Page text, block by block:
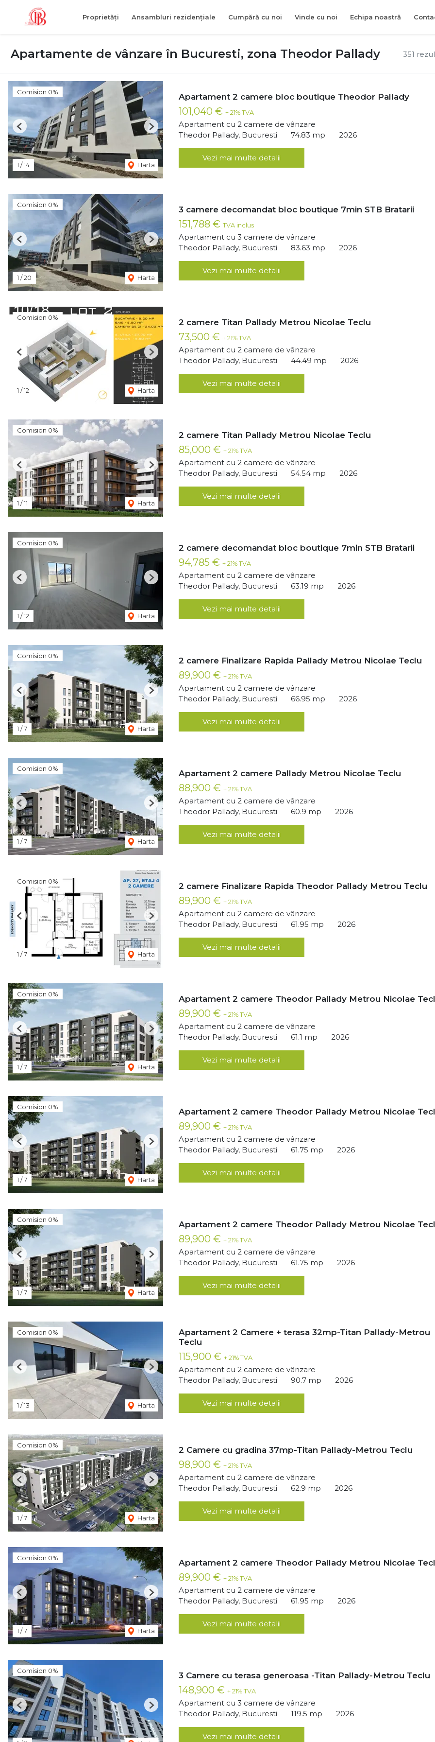
Proprietăți Ansambluri rezidențiale Cumpără cu noi Vinde cu noi Echipa noastră
351
Apartamente de vânzare în Bucuresti, zona Theodor Pallady
Comision 0%
1 /14 Harta
Previous Next
Apartament 2 camere bloc boutique Theodor Pallady
101,040 € + 21% TVA
Apartament cu 2 camere de vânzare
Theodor Pallady, Bucuresti
74.83 mp 2026
Vezi mai multe detalii
Comision 0%
1 /20 Harta
Previous Next
3 camere decomandat bloc boutique 7min STB Bratarii
151,788 € TVA inclus
Apartament cu 3 camere de vânzare
Theodor Pallady, Bucuresti
83.63 mp 2026
Vezi mai multe detalii
Comision 0%
1 /12 Harta
Previous Next
2 camere Titan Pallady Metrou Nicolae Teclu
73,500 € + 21% TVA
Apartament cu 2 camere de vânzare
Theodor Pallady, Bucuresti
44.49 mp 2026
Vezi mai multe detalii
Comision 0%
1 /11 Harta
Previous Next
2 camere Titan Pallady Metrou Nicolae Teclu
85,000 € + 21% TVA
Apartament cu 2 camere de vânzare
Theodor Pallady, Bucuresti
54.54 mp 2026
Vezi mai multe detalii
Comision 0%
1 /12 Harta
Previous Next
2 camere decomandat bloc boutique 7min STB Bratarii
94,785 € + 21% TVA
Apartament cu 2 camere de vânzare
Theodor Pallady, Bucuresti
63.19 mp 2026
Vezi mai multe detalii
Comision 0%
1 /7 Harta
Previous Next
2 camere Finalizare Rapida Pallady Metrou Nicolae Teclu
89,900 € + 21% TVA
Apartament cu 2 camere de vânzare
Theodor Pallady, Bucuresti
66.95 mp 2026
Vezi mai multe detalii
Comision 0%
1 /7 Harta
Previous Next
Apartament 2 camere Pallady Metrou Nicolae Teclu
88,900 € + 21% TVA
Apartament cu 2 camere de vânzare
Theodor Pallady, Bucuresti
60.9 mp 2026
Vezi mai multe detalii
Comision 0%
1 /7 Harta
Previous Next
2 camere Finalizare Rapida Theodor Pallady Metrou Teclu
89,900 € + 21% TVA
Apartament cu 2 camere de vânzare
Theodor Pallady, Bucuresti
61.95 mp 2026
Vezi mai multe detalii
Comision 0%
1 /7 Harta
Previous Next
Apartament 2 camere Theodor Pallady Metrou Nicolae
89,900 € + 21% TVA
Apartament cu 2 camere de vânzare
Theodor Pallady, Bucuresti
61.1 mp 2026
Vezi mai multe detalii
Comision 0%
1 /7 Harta
Previous Next
Apartament 2 camere Theodor Pallady Metrou Nicolae
89,900 € + 21% TVA
Apartament cu 2 camere de vânzare
Theodor Pallady, Bucuresti
61.75 mp 2026
Vezi mai multe detalii
Comision 0%
1 /7 Harta
Previous Next
Apartament 2 camere Theodor Pallady Metrou Nicolae
89,900 € + 21% TVA
Apartament cu 2 camere de vânzare
Theodor Pallady, Bucuresti
61.75 mp 2026
Vezi mai multe detalii
Comision 0%
1 /13 Harta
Previous Next
Apartament 2 Camere + terasa 32mp-Titan Pallady-Metrou
Teclu
115,900 € + 21% TVA
Apartament cu 2 camere de vânzare
Theodor Pallady, Bucuresti
90.7 mp 2026
Vezi mai multe detalii
Comision 0%
1 /7 Harta
Previous Next
2 Camere cu gradina 37mp-Titan Pallady-Metrou Teclu
98,900 € + 21% TVA
Apartament cu 2 camere de vânzare
Theodor Pallady, Bucuresti
62.9 mp 2026
Vezi mai multe detalii
Comision 0%
1 /7 Harta
Previous Next
Apartament 2 camere Theodor Pallady Metrou Nicolae
89,900 € + 21% TVA
Apartament cu 2 camere de vânzare
Theodor Pallady, Bucuresti
61.95 mp 2026
Vezi mai multe detalii
Comision 0%
Previous Next
3 Camere cu terasa generoasa -Titan Pallady-Metrou Teclu
148,900 € + 21% TVA
Apartament cu 3 camere de vânzare
Theodor Pallady, Bucuresti
119.5 mp 2026
Vezi mai multe detalii